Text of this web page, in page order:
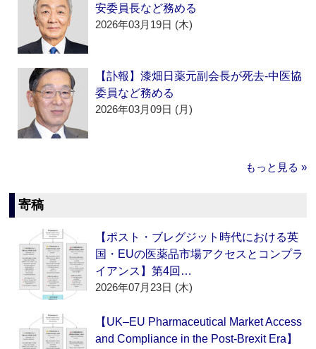
安委員長など務める
2026年03月19日 (木)
【訃報】漆畑日薬元副会長が死去‐中医協
委員など務める
2026年03月09日 (月)
もっと見る »
寄稿
【ポスト・ブレグジット時代における英
国・EUの医薬品市場アクセスとコンプラ
イアンス】第4回…
2026年07月23日 (木)
【UK–EU Pharmaceutical Market Access
and Compliance in the Post-Brexit Era】